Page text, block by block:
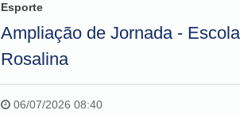
Esporte
Ampliação de Jornada -
Rosalina
06/07/2026 08:40